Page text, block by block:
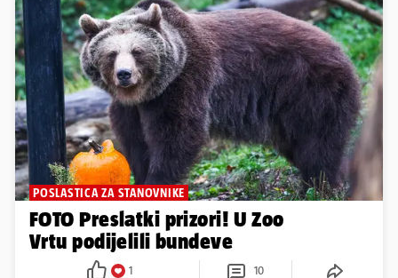
POSLASTICA ZA STANOVNIKE
FOTO Preslatki prizori! U Zoo
Vrtu podijelili bundeve
1 10